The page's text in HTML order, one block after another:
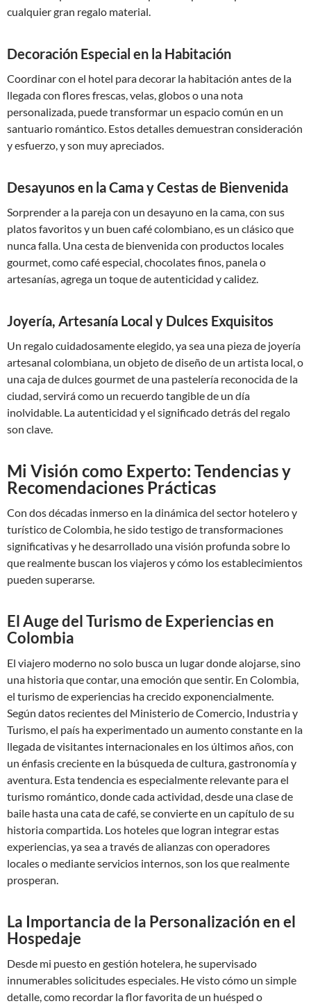
cualquier gran regalo material.
Decoración Especial en la Habitación
Coordinar con el hotel para decorar la habitación antes de la
llegada con flores frescas, velas, globos o una nota
personalizada, puede transformar un espacio común en un
santuario romántico. Estos detalles demuestran consideración
y esfuerzo, y son muy apreciados.
Desayunos en la Cama y Cestas de Bienvenida
Sorprender a la pareja con un desayuno en la cama, con sus
platos favoritos y un buen café colombiano, es un clásico que
nunca falla. Una cesta de bienvenida con productos locales
gourmet, como café especial, chocolates finos, panela o
artesanías, agrega un toque de autenticidad y calidez.
Joyería, Artesanía Local y Dulces Exquisitos
Un regalo cuidadosamente elegido, ya sea una pieza de joyería
artesanal colombiana, un objeto de diseño de un artista local, o
una caja de dulces gourmet de una pastelería reconocida de la
ciudad, servirá como un recuerdo tangible de un día
inolvidable. La autenticidad y el significado detrás del regalo
son clave.
Mi Visión como Experto: Tendencias y
Recomendaciones Prácticas
Con dos décadas inmerso en la dinámica del sector hotelero y
turístico de Colombia, he sido testigo de transformaciones
significativas y he desarrollado una visión profunda sobre lo
que realmente buscan los viajeros y cómo los establecimientos
pueden superarse.
El Auge del Turismo de Experiencias en
Colombia
El viajero moderno no solo busca un lugar donde alojarse, sino
una historia que contar, una emoción que sentir. En Colombia,
el turismo de experiencias ha crecido exponencialmente.
Según datos recientes del Ministerio de Comercio, Industria y
Turismo, el país ha experimentado un aumento constante en la
llegada de visitantes internacionales en los últimos años, con
un énfasis creciente en la búsqueda de cultura, gastronomía y
aventura. Esta tendencia es especialmente relevante para el
turismo romántico, donde cada actividad, desde una clase de
baile hasta una cata de café, se convierte en un capítulo de su
historia compartida. Los hoteles que logran integrar estas
experiencias, ya sea a través de alianzas con operadores
locales o mediante servicios internos, son los que realmente
prosperan.
La Importancia de la Personalización en el
Hospedaje
Desde mi puesto en gestión hotelera, he supervisado
innumerables solicitudes especiales. He visto cómo un simple
detalle, como recordar la flor favorita de un huésped o